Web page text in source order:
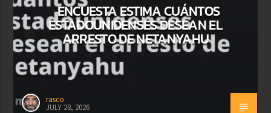
ENCUESTA ESTIMA CUÁNTOS
ESTADOUNIDENSES DESEAN EL
ARRESTO DE NETANYAHU
rasco
JULY 28, 2026